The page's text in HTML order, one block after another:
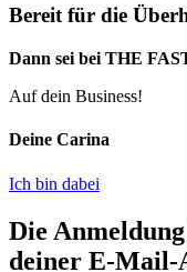
Bereit für die
Dann sei bei THE
Auf dein Business!
Deine Carina
Ich bin dabei
Die
deiner E-Mail-